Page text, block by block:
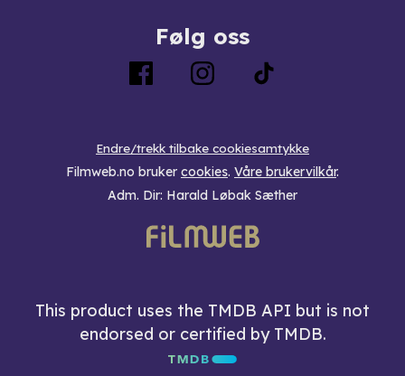
Følg oss
Endre/trekk tilbake cookiesamtykke
Filmweb.no bruker cookies. Våre brukervilkår.
Adm. Dir: Harald Løbak Sæther
This product uses the TMDB API but is not
endorsed or certified by TMDB.